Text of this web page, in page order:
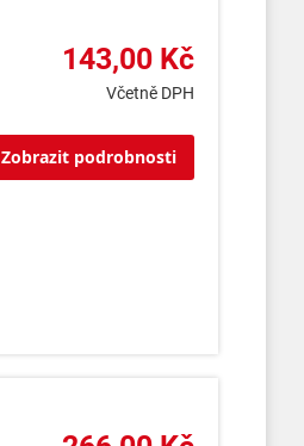
143,00 Kč
Včetně DPH
Zobrazit podrobnosti